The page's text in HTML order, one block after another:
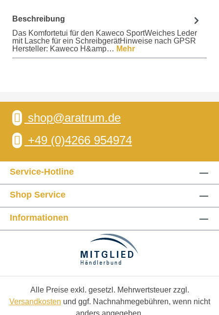
Beschreibung
Das Komfortetui für den Kaweco SportWeiches Leder
mit Lasche für ein SchreibgerätHinweise nach GPSR
Hersteller: Kaweco H&amp… Mehr
shop@aratrum.de
+49 (0)4266 954974
Service-Hotline
Shop Service
Informationen
Alle Preise exkl. gesetzl. Mehrwertsteuer zzgl.
Versandkosten und ggf. Nachnahmegebühren, wenn nicht
anders angegeben.